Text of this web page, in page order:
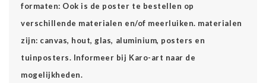
formaten: Ook is de poster te bestellen op
verschillende materialen en/of meerluiken. materialen
zijn: canvas, hout, glas, aluminium, posters en
tuinposters. Informeer bij Karo-art naar de
mogelijkheden.